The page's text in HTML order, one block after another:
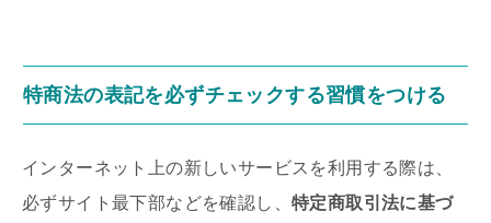
特商法の表記を必ずチェックする習慣をつける
インターネット上の新しいサービスを利用する際は、
必ずサイト最下部などを確認し、 特定商取引法に基づ